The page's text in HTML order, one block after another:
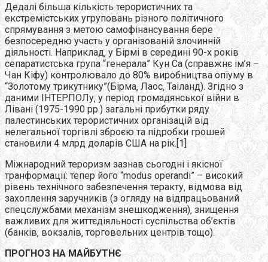
Дедалі більша кількість терористичних та
екстремістських угруповань різного політичного
спрямування з метою самофінансування бере
безпосередню участь у організованій злочинній
діяльності. Наприклад‚ у Бірмі в середині 90-х років
сепаратистська група “генерала” Кун Са (справжнє ім’я –
Чан Кіфу) контролювало до 80% виробництва опіуму в
“Золотому трикутнику”(Бірма‚ Лаос‚ Таіланд). Згідно з
даними ІНТЕРПОЛу‚ у період громадянської війни в
Лівані (1975-1990 рр.) загальні прибутки ряду
палестинських терористичних організацій від
нелегальної торгівлі зброєю та підробки грошей
становили 4 млрд доларів США на рік.[1]
Міжнародний тероризм зазнав сьогодні і якісної
транформації: тепер його “modus operandi” – високий
рівень технічного забезпечення теракту‚ відмова від
захоплення заручників (з огляду на відпрацьований
спецслужбами механізм знешкодження)‚ знищення
важливих для життєдіяльності суспільства об’єктів
(банків‚ вокзалів‚ торговельних центрів тощо).
ПРОГНОЗ НА МАЙБУТНЄ